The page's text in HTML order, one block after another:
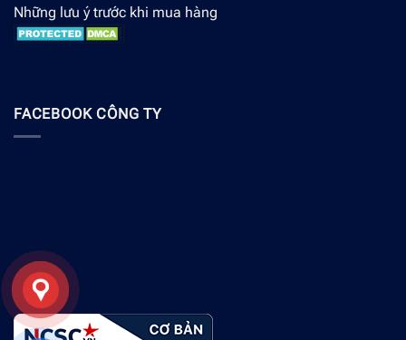
Những lưu ý trước khi mua hàng
FACEBOOK CÔNG TY